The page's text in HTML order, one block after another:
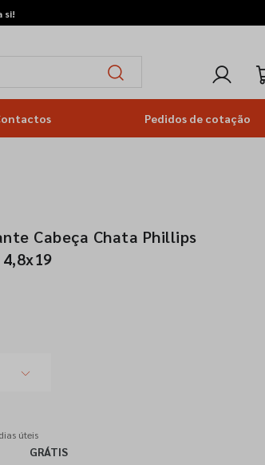
si!
Pedidos de cotação
Cabeça Chata Phillips
úteis
GRÁTIS